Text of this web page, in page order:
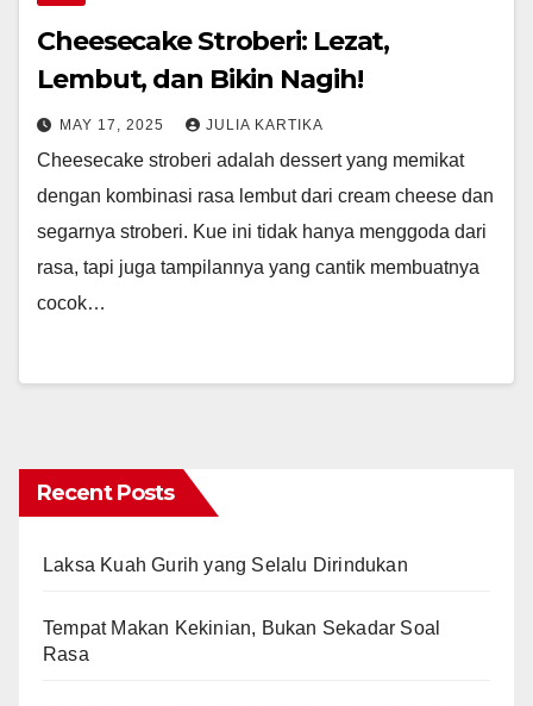
Cheesecake Stroberi: Lezat,
Lembut, dan Bikin Nagih!
MAY 17, 2025 JULIA KARTIKA
Cheesecake stroberi adalah dessert yang memikat
dengan kombinasi rasa lembut dari cream cheese dan
segarnya stroberi. Kue ini tidak hanya menggoda dari
rasa, tapi juga tampilannya yang cantik membuatnya
cocok…
Recent Posts
Laksa Kuah Gurih yang Selalu Dirindukan
Tempat Makan Kekinian, Bukan Sekadar Soal
Rasa